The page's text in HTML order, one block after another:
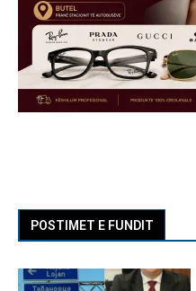
POSTIMET E FUNDIT